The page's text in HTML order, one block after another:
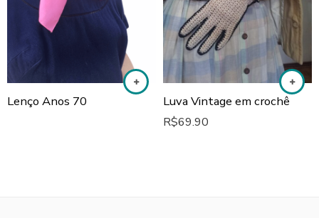
Lenço Anos 70 Luva Vintage em crochê
R$69.90